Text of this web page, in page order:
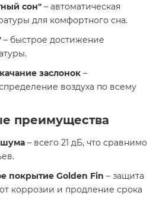
сон" – автоматическая
для комфортного сна.​
– быстрое достижение
заслонок –
воздуха по всему
преимущества
шума – всего 21 дБ, что сравнимо
покрытие Golden Fin – защита
коррозии и продление срока